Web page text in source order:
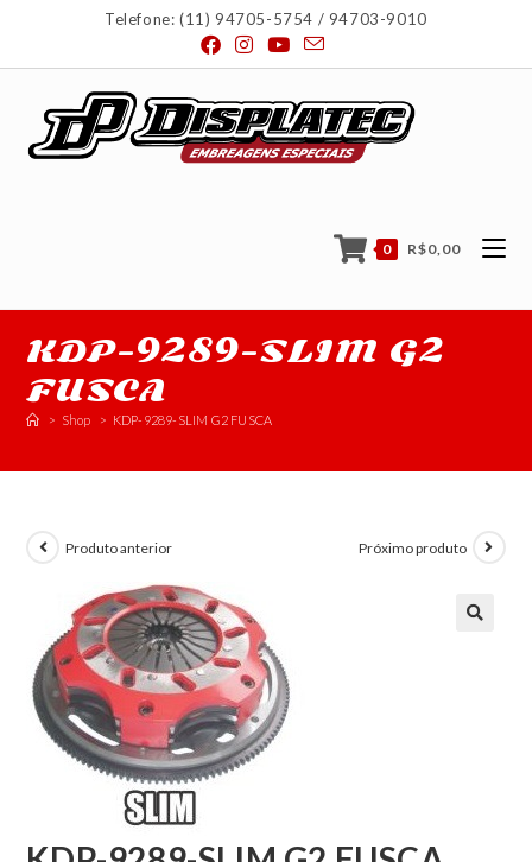
Telefone: (11) 94705-5754 / 94703-9010
0 R$0,00
KDP-9289-SLIM G2
FUSCA
> Shop > KDP-9289-SLIM G2 FUSCA
Produto anterior Próximo produto